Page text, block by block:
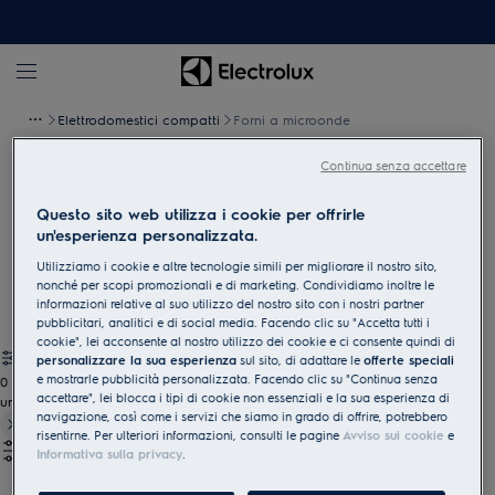
Elettrodomestici compatti Forni a microonde
Microonde
Crea ricette diverse utilizzando un microonde con la funzione
forni da incasso sono dotati anche della funzione microonde.
0
undefined
Questo sito web utilizza i cookie per offrirle
un'esperienza personalizzata.
Utilizziamo i cookie e altre tecnologie simili per migliorare il nostro sito,
nonché per scopi promozionali e di marketing. Condividiamo inoltre le
informazioni relative al suo utilizzo del nostro sito con i nostri partner
pubblicitari, analitici e di social media. Facendo clic su "Accetta tutti i
cookie", lei acconsente al nostro utilizzo dei cookie e ci consente quindi di
personalizzare la sua esperienza sul sito, di adattare leofferte speciali
e mostrarle pubblicità personalizzata. Facendo clic su "Continua senza
accettare", lei blocca i tipi di cookie non essenziali e la sua esperienza di
navigazione, così come i servizi che siamo in grado di offrire, potrebbero
risentirne. Per ulteriori informazioni, consulti le pagineAvviso sui cookie e
Informativa sulla privacy.
Continua senza accettare